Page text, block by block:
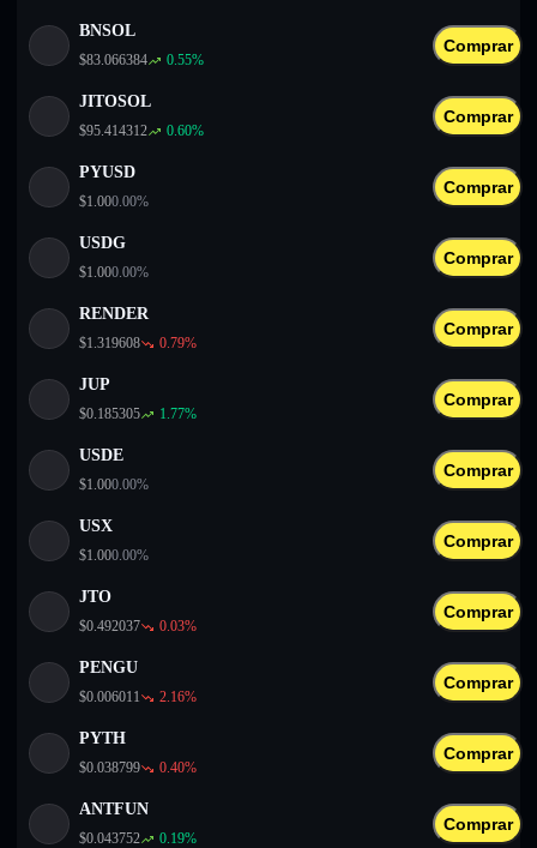
BNSOL
$83.066384 0.55%
Comprar
JITOSOL
$95.414312 0.60%
Comprar
PYUSD
$1.000.00%
Comprar
USDG
$1.000.00%
Comprar
RENDER
$1.319608 0.79%
Comprar
JUP
$0.185305 1.77%
Comprar
USDE
$1.000.00%
Comprar
USX
$1.000.00%
Comprar
JTO
$0.492037 0.03%
Comprar
PENGU
$0.006011 2.16%
Comprar
PYTH
$0.038799 0.40%
Comprar
ANTFUN
$0.043752 0.19%
Comprar